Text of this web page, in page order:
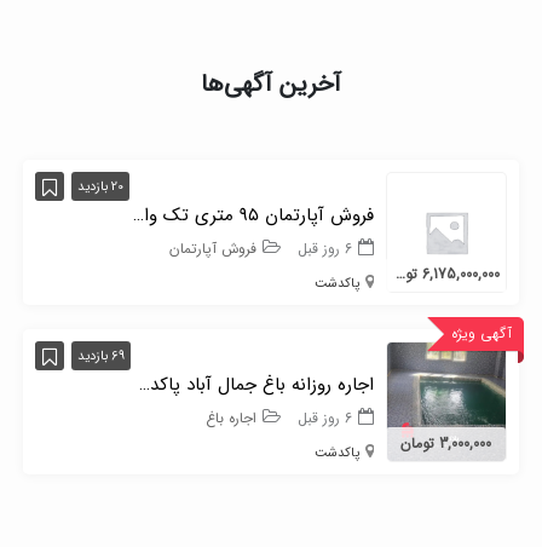
آخرین آگهی‌ها
20 بازدید
6,175,000,000 تومان
فروش آپارتمان ۹۵ متری تک واحدی
6 روز قبل فروش آپارتمان
پاکدشت
آگهی ویژه
69 بازدید
3,000,000 تومان
اجاره روزانه باغ جمال آباد پاکدشت
6 روز قبل اجاره باغ
پاکدشت